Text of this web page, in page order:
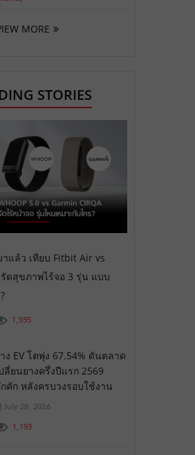
MORE
STORIES
าแล้ว เทียบ Fitbit Air vs
รัดสุขภาพไร้จอ 3 รุ่น แบบ
1,935
ง EV โตพุ่ง 67.54% ดันตลาด
ลี่ยนยางครึ่งปีแรก 2569
คัก หลังครบวงรอบใช้งาน
July 28, 2026
1,193